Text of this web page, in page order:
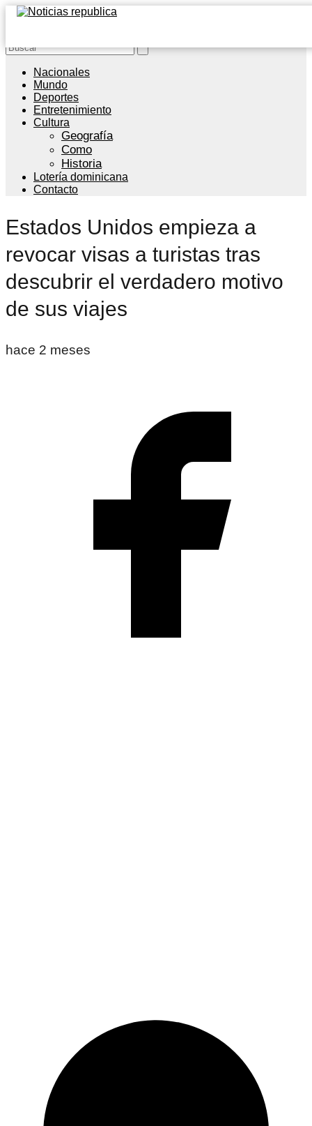
Nacionales
Mundo
Deportes
Entretenimiento
Cultura
Geografía
Como
Historia
Lotería dominicana
Contacto
Estados Unidos empieza a
revocar visas a turistas tras
descubrir el verdadero motivo
de sus viajes
hace 2 meses